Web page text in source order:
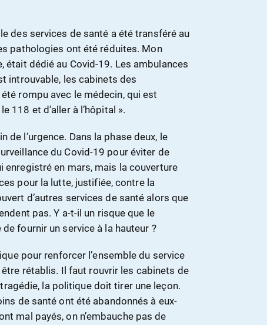
des services de santé a été transféré au
pathologies ont été réduites. Mon
dédié au Covid-19. Les ambulances
introuvable, les cabinets des
rompu avec le médecin, qui est
118 et d’aller à l’hôpital ».
de l’urgence. Dans la phase deux, le
du Covid-19 pour éviter de
enregistré en mars, mais la couverture
pour la lutte, justifiée, contre la
d’autres services de santé alors que
pas. Y a-t-il un risque que le
fournir un service à la hauteur ?
pour renforcer l’ensemble du service
rétablis. Il faut rouvrir les cabinets de
la politique doit tirer une leçon.
de santé ont été abandonnés à eux-
mal payés, on n’embauche pas de